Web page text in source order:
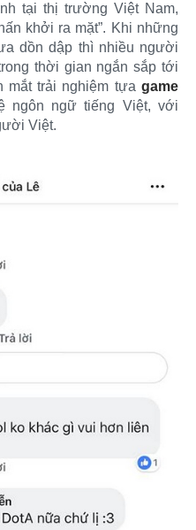
tại thị trường Việt Nam,
khởi ra mặt”. Khi những
dồn dập thì nhiều người
thời gian ngắn sắp tới
mắt trải nghiệm tựa game
ngôn ngữ tiếng Việt, với
Việt.